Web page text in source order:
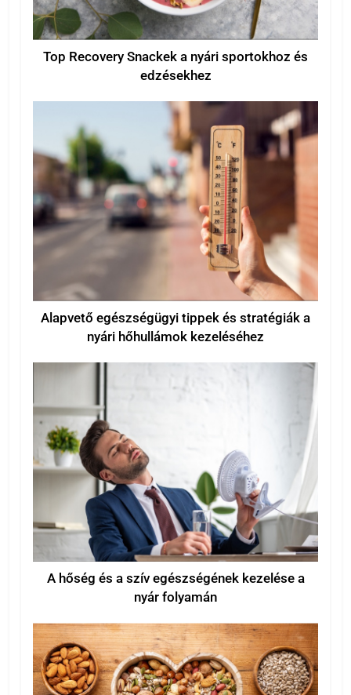
Top Recovery Snackek a nyári sportokhoz és
edzésekhez
Alapvető egészségügyi tippek és stratégiák a
nyári hőhullámok kezeléséhez
A hőség és a szív egészségének kezelése a
nyár folyamán